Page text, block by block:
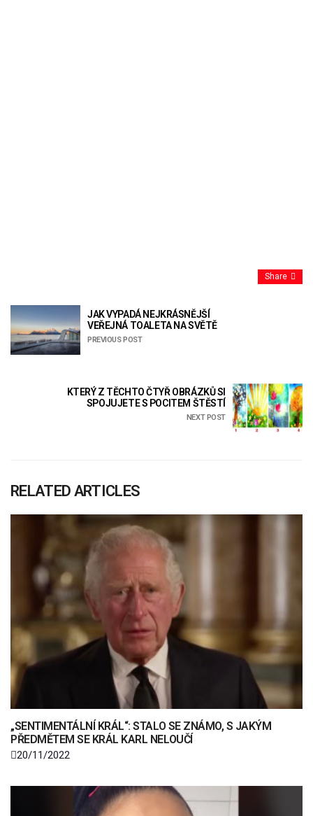
Share
JAK VYPADÁ NEJKRÁSNĚJŠÍ
VEŘEJNÁ TOALETA NA SVĚTĚ
PREVIOUS POST
KTERÝ Z TĚCHTO ČTYŘ OBRÁZKŮ SI
SPOJUJETE S POCITEM ŠTĚSTÍ
NEXT POST
RELATED ARTICLES
„SENTIMENTÁLNÍ KRÁL“: STALO SE ZNÁMO, S JAKÝM
PŘEDMĚTEM SE KRÁL KARL NELOUČÍ
20/11/2022